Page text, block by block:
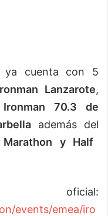
ya cuenta con 5
Lanzarote,
Ironman 70.3 de
además del
Marathon y Half
events/emea/iro